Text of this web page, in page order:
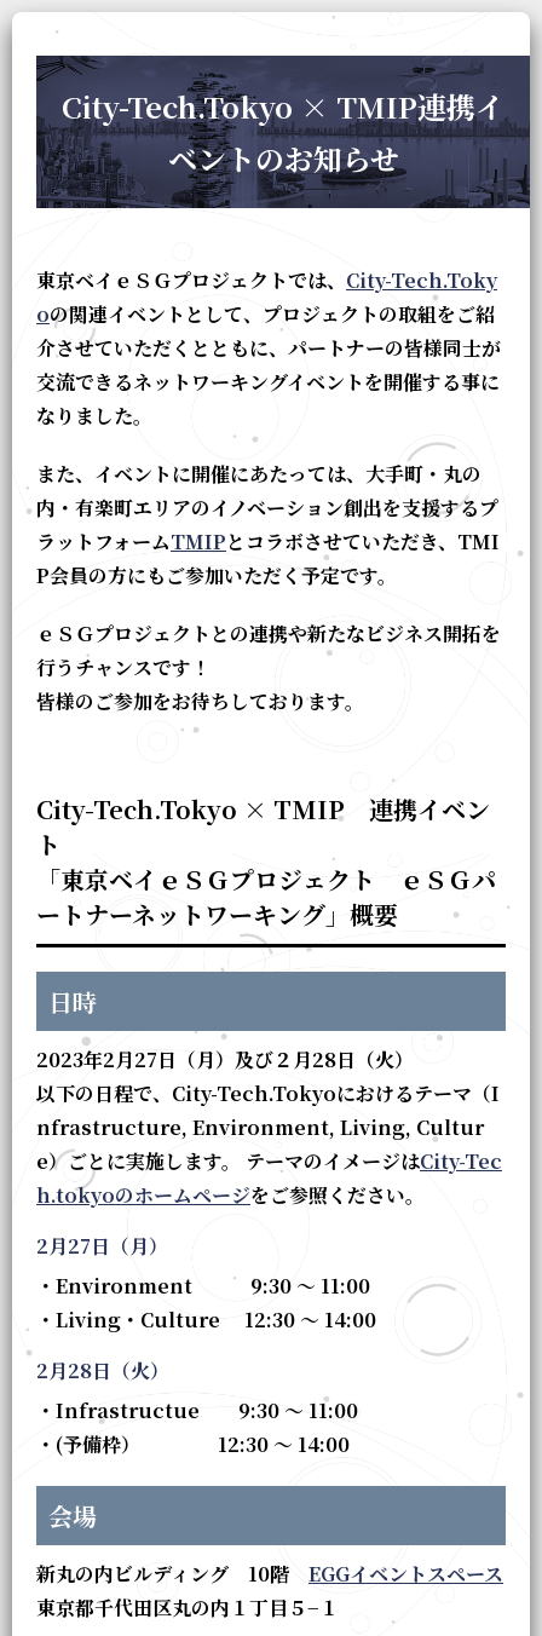
City-Tech.Tokyo × TMIP連携イ
ベントのお知らせ
東京ベイｅＳＧプロジェクトでは、 City-Tech.Toky
oの関連イベントとして、プロジェクトの取組をご紹
介させていただくとともに、パートナーの皆様同士が
交流できるネットワーキングイベントを開催する事に
なりました。
また、イベントに開催にあたっては、大手町・丸の
内・有楽町エリアのイノベーション創出を支援するプ
ラットフォームTMIPとコラボさせていただき、TMI
P会員の方にもご参加いただく予定です。
ｅＳＧプロジェクトとの連携や新たなビジネス開拓を
行うチャンスです！
皆様のご参加をお待ちしております。
City-Tech.Tokyo × TMIP 連携イベン
ト
「東京ベイｅＳＧプロジェクト ｅＳＧパ
ートナーネットワーキング」概要
日時
2023年2月27日（月）及び２月28日（火）
以下の日程で、City-Tech.Tokyoにおけるテーマ（I
nfrastructure, Environment, Living, Cultur
e）ごとに実施します。 テーマのイメージはCity-Tec
h.tokyoのホームページをご参照ください。
2月27日（月）
・Environment 9:30 ～ 11:00
・Living・Culture 12:30 ～ 14:00
2月28日（火）
・Infrastructue 9:30 ～ 11:00
・(予備枠） 12:30 ～ 14:00
会場
新丸の内ビルディング 10階 EGGイベントスペース
東京都千代田区丸の内１丁目５−１